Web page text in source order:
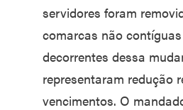
servidores foram
comarcas não
decorrentes dessa
representaram redução
vencimentos. O